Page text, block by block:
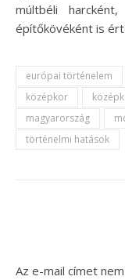
múltbéli
építőkövéként is
európai történelem
középkor
magyarország
történelmi hatások
Az e-mail címet